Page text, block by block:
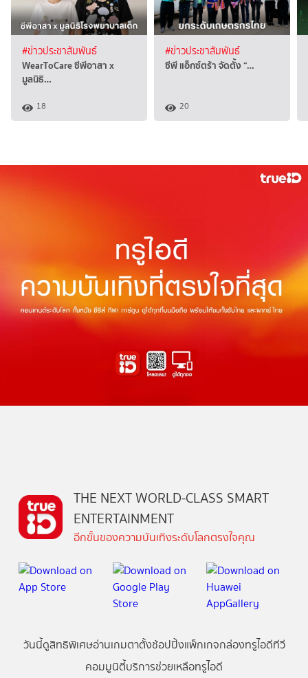
#ข่าวประชาสัมพันธ์
WearToCare ซีพีอาสา x
มูลนิธิ…
18
#ข่าวประชาสัมพันธ์
ซีพี แอ็กซ์ตร้า จัดตั้ง “…
20
THE NEXT WORLD-CLASS SMART
ENTERTAINMENT
อีกขั้นของความบันเทิงระดับโลกตรงใจคุณ
วันนี้ดูสิทธิพิเศษอ่านเกมตาตั้งช้อปปิ้งแพ็กเกจกล่องทรูไอดีทีวี
คอมมูนิตี้บริการช่วยเหลือทรูไอดี